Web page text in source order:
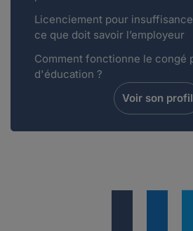
Licenciement pour
ce que doit savoir l’employeur
Comment fonctionne le congé
d'éducation ?
Voir son profil